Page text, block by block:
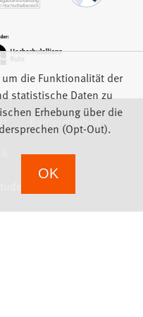
Barrierefreiheit
die Funktionalität der
statistische Daten zu
Erhebung über die
(Opt-Out).
OK